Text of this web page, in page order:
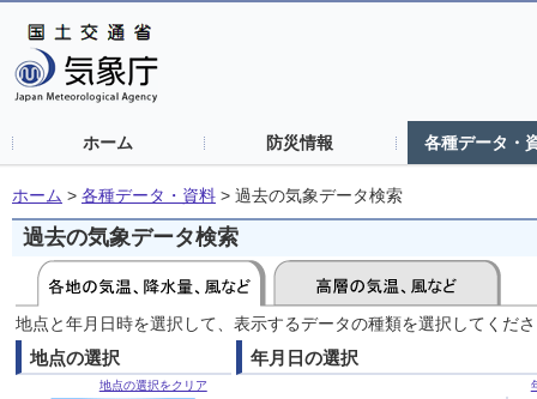
ホーム 防災情報 各種データ・
ホーム > 各種データ・資料 > 過去の気象データ検索
過去の気象データ検索
地点と年月日時を選択して、表示するデータの種類を選択してくだ
地点の選択
地点の選択をクリア
年月日の選択